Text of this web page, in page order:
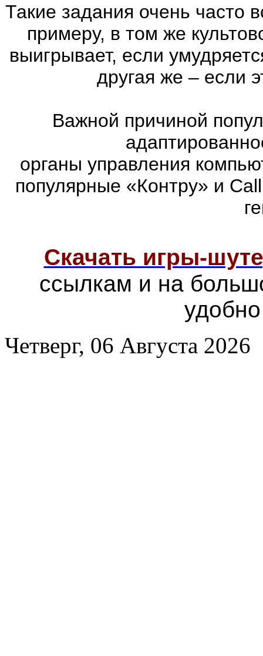
Такие задания очень часто
примеру, в том же
выигрывает, если
другая же – если
Важной причиной
органы управления
популярные «Контру» и
Скачать игры-
ссылкам и на
Четверг, 06 Августа 2026